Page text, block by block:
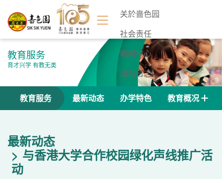
关於啬色园
社会责任
新闻中心
活动日志
联络我们
教育服务
育才兴学 有教无类
教育服务 最新动态 办学特色 教育概况
最新动态
与香港大学合作校园绿化声线推广活
动